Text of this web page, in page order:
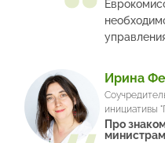
Ирина
инициативы
Про